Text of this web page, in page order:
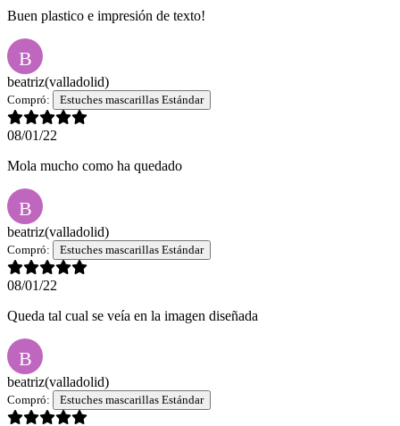
Buen plastico e impresión de texto!
B
beatriz(valladolid)
Compró: Estuches mascarillas Estándar
08/01/22
Mola mucho como ha quedado
B
beatriz(valladolid)
Compró: Estuches mascarillas Estándar
08/01/22
Queda tal cual se veía en la imagen diseñada
B
beatriz(valladolid)
Compró: Estuches mascarillas Estándar